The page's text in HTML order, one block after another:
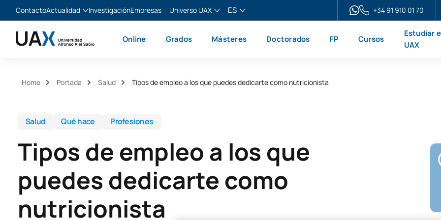
ContactoActualidad
Noticias
InvestigaciónEmpresas
Universo UAX
XTART
ES
English
+34 91 910 01 70
Online Grados Másteres Doctorados FP Cursos
Estudiar
UAX
Home Portada Salud Tipos de empleo a los que puedes dedicarte como nutricionista
Salud Qué hace Profesiones
Tipos de empleo a los que
puedes dedicarte como
nutricionista